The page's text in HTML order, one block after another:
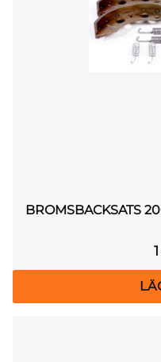
BROMSBACKSATS